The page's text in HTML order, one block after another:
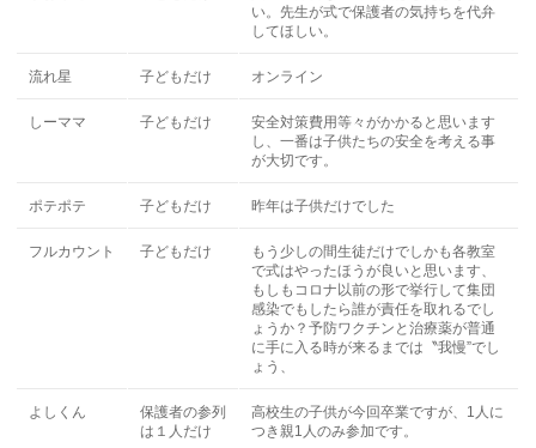
い。先生が式で保護者の気持ちを代弁
してほしい。
流れ星 子どもだけ オンライン
しーママ 子どもだけ
安全対策費用等々がかかると思います
し、一番は子供たちの安全を考える事
が大切です。
ポテポテ 子どもだけ 昨年は子供だけでした
フルカウント 子どもだけ
もう少しの間生徒だけでしかも各教室
で式はやったほうが良いと思います、
もしもコロナ以前の形で挙行して集団
感染でもしたら誰が責任を取れるでし
ょうか？予防ワクチンと治療薬が普通
に手に入る時が来るまでは〝我慢”でし
ょう、
よしくん
保護者の参列
は１人だけ
高校生の子供が今回卒業ですが、1人に
つき親1人のみ参加です。